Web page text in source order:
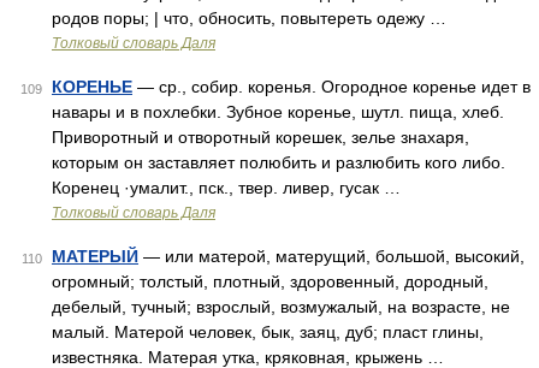
родов поры; | что, обносить, повытереть одежу …
Толковый словарь Даля
109 КОРЕНЬЕ — ср., собир. коренья. Огородное коренье идет в
навары и в похлебки. Зубное коренье, шутл. пища, хлеб.
Приворотный и отворотный корешек, зелье знахаря,
которым он заставляет полюбить и разлюбить кого либо.
Коренец ·умалит., пск., твер. ливер, гусак …
Толковый словарь Даля
110 МАТЕРЫЙ — или матерой, матерущий, большой, высокий,
огромный; толстый, плотный, здоровенный, дородный,
дебелый, тучный; взрослый, возмужалый, на возрасте, не
малый. Матерой человек, бык, заяц, дуб; пласт глины,
известняка. Матерая утка, кряковная, крыжень …